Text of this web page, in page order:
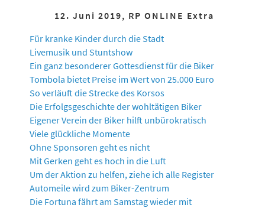
12. Juni 2019, RP ONLINE Extra
Für kranke Kinder durch die Stadt
Livemusik und Stuntshow
Ein ganz besonderer Gottesdienst für die Biker
Tombola bietet Preise im Wert von 25.000 Euro
So verläuft die Strecke des Korsos
Die Erfolgsgeschichte der wohltätigen Biker
Eigener Verein der Biker hilft unbürokratisch
Viele glückliche Momente
Ohne Sponsoren geht es nicht
Mit Gerken geht es hoch in die Luft
Um der Aktion zu helfen, ziehe ich alle Register
Automeile wird zum Biker-Zentrum
Die Fortuna fährt am Samstag wieder mit